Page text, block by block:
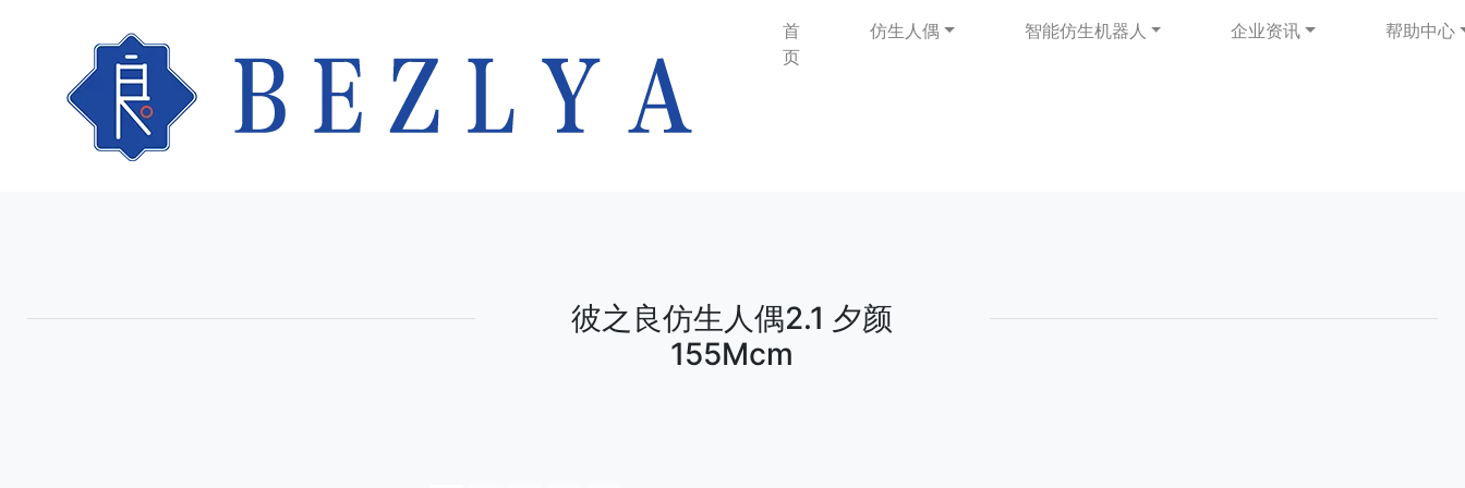
首
页
仿生人偶 智能仿生机器人 企业资讯 帮助中心
彼之良仿生人偶2.1 夕颜
155Mcm